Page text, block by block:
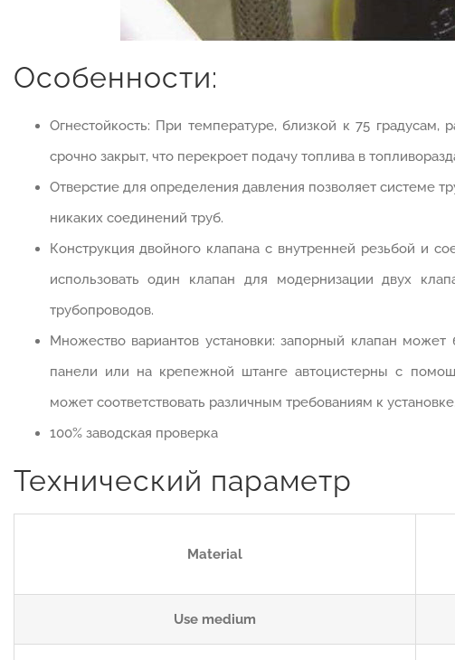
Особенности:
Огнестойкость: При температуре, близкой к 75 градусам,
срочно закрыт, что перекроет подачу топлива в
Отверстие для определения давления позволяет системе
никаких соединений труб.
Конструкция двойного клапана с внутренней резьбой и
использовать один клапан для модернизации двух
трубопроводов.
Множество вариантов установки: запорный клапан
панели или на крепежной штанге автоцистерны с
может соответствовать различным требованиям к установке.
100% заводская проверка
Технический параметр
Material
Use medium